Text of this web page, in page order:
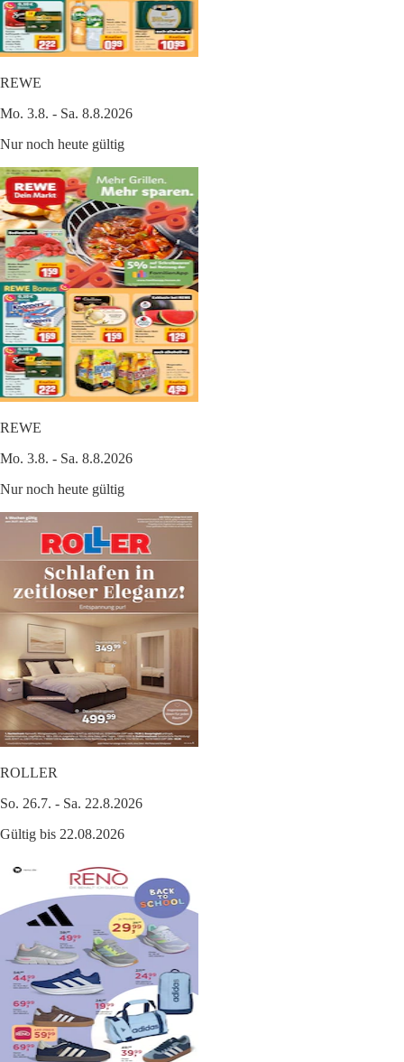
REWE
Mo. 3.8. - Sa. 8.8.2026
Nur noch heute gültig
REWE
Mo. 3.8. - Sa. 8.8.2026
Nur noch heute gültig
ROLLER
So. 26.7. - Sa. 22.8.2026
Gültig bis 22.08.2026